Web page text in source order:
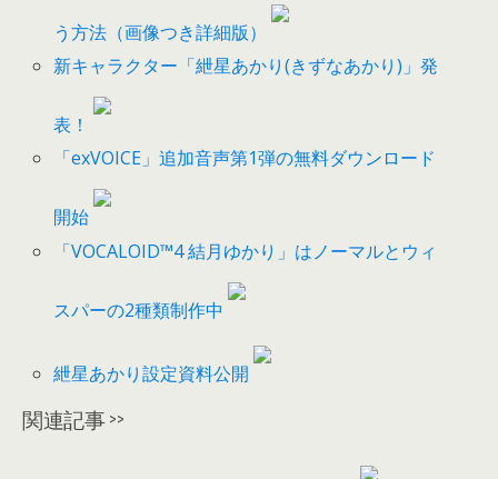
う方法（画像つき詳細版）
新キャラクター「紲星あかり(きずなあかり)」発
表！
「exVOICE」追加音声第1弾の無料ダウンロード
開始
「VOCALOID™4 結月ゆかり」はノーマルとウィ
スパーの2種類制作中
紲星あかり設定資料公開
関連記事 >>